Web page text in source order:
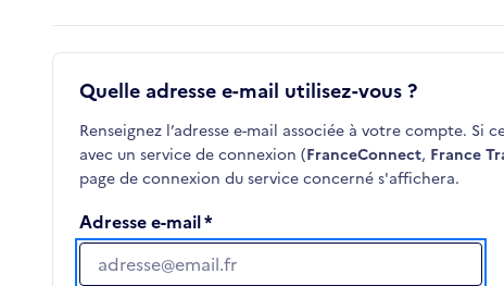
Quelle adresse e-mail utilisez-vous ?
Renseignez l’adresse e-mail associée à votre compte. Si
avec un service de connexion (FranceConnect, France
page de connexion du service concerné s'affichera.
Adresse e-mail
Adresse e-mail